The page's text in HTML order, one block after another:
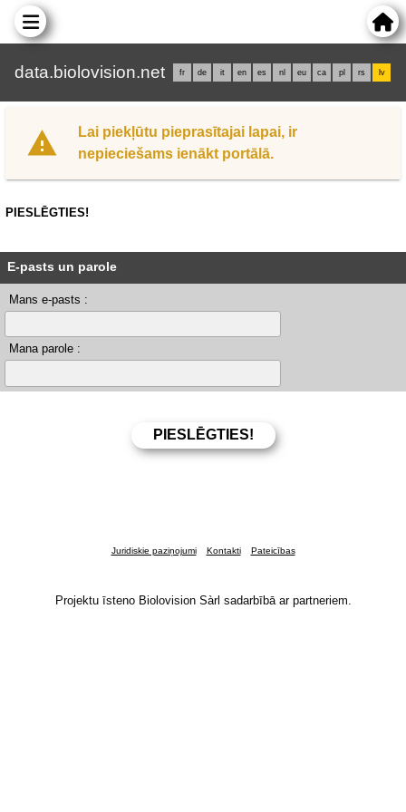
data.biolovision.net fr de it en es nl eu ca pl rs lv
Lai piekļūtu pieprasītajai lapai, ir
nepieciešams ienākt portālā.
PIESLĒGTIES!
E-pasts un parole
Mans e-pasts :
Mana parole :
Juridiskie paziņojumi Kontakti Pateicības
Projektu īsteno Biolovision Sàrl sadarbībā ar partneriem.